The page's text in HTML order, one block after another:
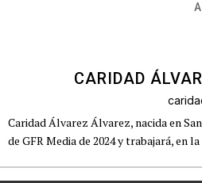
CARIDAD
Caridad Álvarez Álvarez, nacida en
de GFR Media de 2024 y trabajará, en